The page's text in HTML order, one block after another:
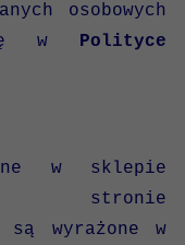
osobowych
w Polityce
w sklepie
stronie
są wyrażone w